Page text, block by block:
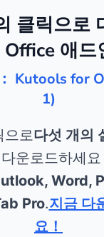
클릭으로
애드
Kutools for
1)
으로다섯 개의
운로드하세
Word,
Pro.지금 다
요！